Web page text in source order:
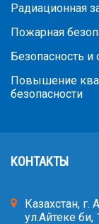
Радиационная
Пожарная
Безопасность и
Повышение
безопасности
КОНТАКТЫ
Казахстан, г.
ул.Айтеке би,